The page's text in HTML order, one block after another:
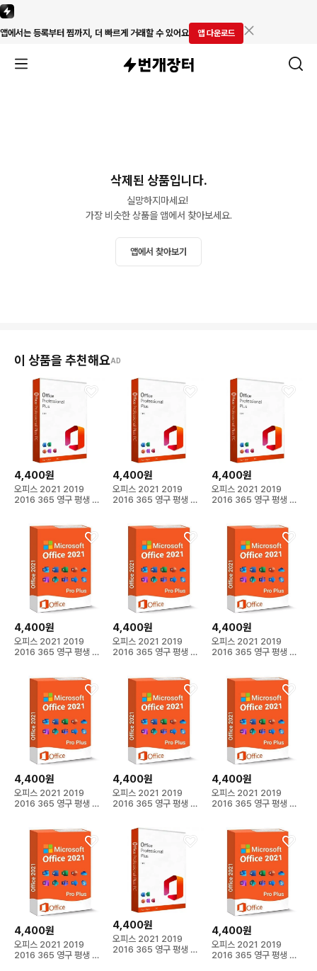
앱에서는 등록부터 찜까지, 더 빠르게 거래할 수 있어요 앱 다운로드
삭제된 상품입니다.
실망하지마세요!
가장 비슷한 상품을 앱에서 찾아보세요.
앱에서 찾아보기
이 상품을 추천해요AD
4,400원
오피스 2021 2019
2016 365 영구 평생 이
4,400원
오피스 2021 2019
2016 365 영구 평생 이
4,400원
오피스 2021 2019
2016 365 영구 평생 이
4,400원
오피스 2021 2019
2016 365 영구 평생 이
4,400원
오피스 2021 2019
2016 365 영구 평생 이
4,400원
오피스 2021 2019
2016 365 영구 평생 이
4,400원
오피스 2021 2019
2016 365 영구 평생 이
4,400원
오피스 2021 2019
2016 365 영구 평생 이
4,400원
오피스 2021 2019
2016 365 영구 평생 이
4,400원
오피스 2021 2019
2016 365 영구 평생 이
4,400원
오피스 2021 2019
2016 365 영구 평생 이
4,400원
오피스 2021 2019
2016 365 영구 평생 이